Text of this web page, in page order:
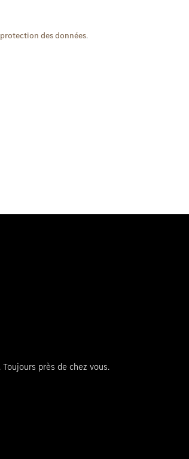
protection des données.
près de chez vous.